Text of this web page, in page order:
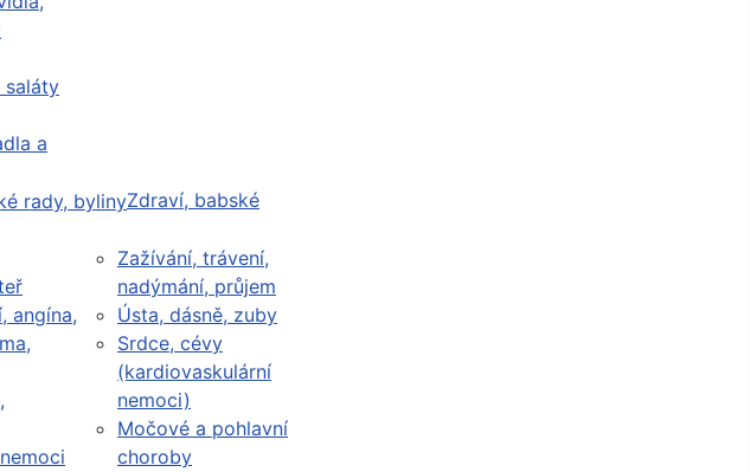
saláty
a
Zdraví, babské
angína,
Zažívání, trávení,
nadýmání, průjem
Ústa, dásně, zuby
Srdce, cévy
(kardiovaskulární
nemoci)
Močové a pohlavní
choroby